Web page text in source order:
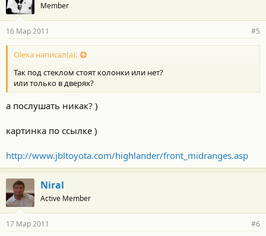
Member
16 Мар 2011 #5
Olexa написал(а):
Так под стеклом стоят колонки или нет?
или только в дверях?
а послушать никак? )
картинка по ссылке )
http://www.jbltoyota.com/highlander/front_midranges.asp
Niral
Active Member
17 Мар 2011 #6